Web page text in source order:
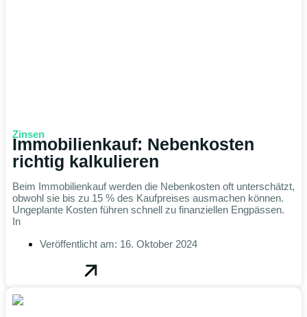
Zinsen
Immobilienkauf: Nebenkosten
richtig kalkulieren
Beim Immobilienkauf werden die Nebenkosten oft unterschätzt,
obwohl sie bis zu 15 % des Kaufpreises ausmachen können.
Ungeplante Kosten führen schnell zu finanziellen Engpässen.
In
Veröffentlicht am: 16. Oktober 2024